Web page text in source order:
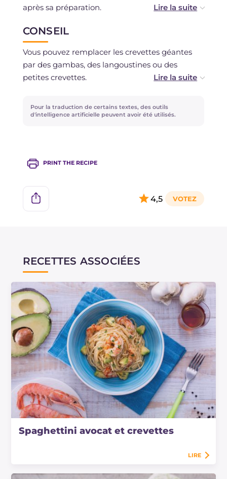
après sa préparation.
La crème d'avocat peut être conservée au
réfrigérateur, dans un récipient hermétique,
pendant 2 jours maximum.
CONSEIL
Vous pouvez remplacer les crevettes géantes
par des gambas, des langoustines ou des
petites crevettes.
Pour un goût plus prononcé, vous pouvez
enrichir la crème d'avocat avec de la moutarde,
Pour la traduction de certains textes, des outils
d'intelligence artificielle peuvent avoir été utilisés.
PRINT THE RECIPE
4,5
RECETTES ASSOCIÉES
Spaghettini avocat et crevettes
LIRE